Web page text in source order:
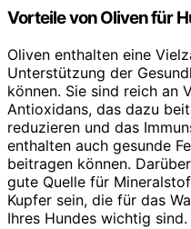
Vorteile von Oliven für
Oliven enthalten eine
Unterstützung der
können. Sie sind reich an
Antioxidans, das dazu
reduzieren und das
enthalten auch gesunde
beitragen können.
gute Quelle für
Kupfer sein, die für das
Ihres Hundes wichtig sind.